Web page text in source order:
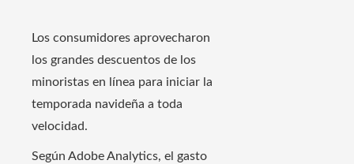
Los consumidores aprovecharon
los grandes descuentos de los
minoristas en línea para iniciar la
temporada navideña a toda
velocidad.
Según Adobe Analytics, el gasto